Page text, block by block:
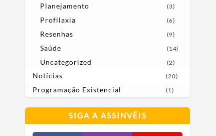
Planejamento (3)
Profilaxia (6)
Resenhas (9)
Saúde (14)
Uncategorized (2)
Notícias (20)
Programação Existencial (1)
SIGA A ASSINVÉIS